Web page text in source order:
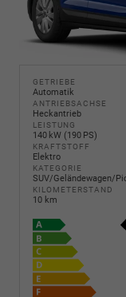
GETRIEBE
Automatik
ANTRIEBSACHSE
Heckantrieb
LEISTUNG
140 kW (190 PS)
KRAFTSTOFF
Elektro
KATEGORIE
SUV/Geländewagen/
KILOMETERSTAND
10 km